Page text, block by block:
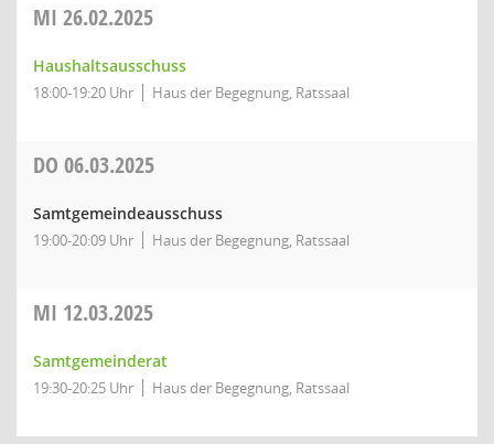
MI 26.02.2025
Haushaltsausschuss
18:00-19:20 Uhr Haus der Begegnung, Ratssaal
DO 06.03.2025
Samtgemeindeausschuss
19:00-20:09 Uhr Haus der Begegnung, Ratssaal
MI 12.03.2025
Samtgemeinderat
19:30-20:25 Uhr Haus der Begegnung, Ratssaal